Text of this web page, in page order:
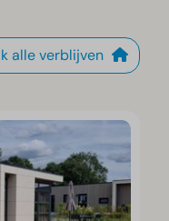
alle verblijven